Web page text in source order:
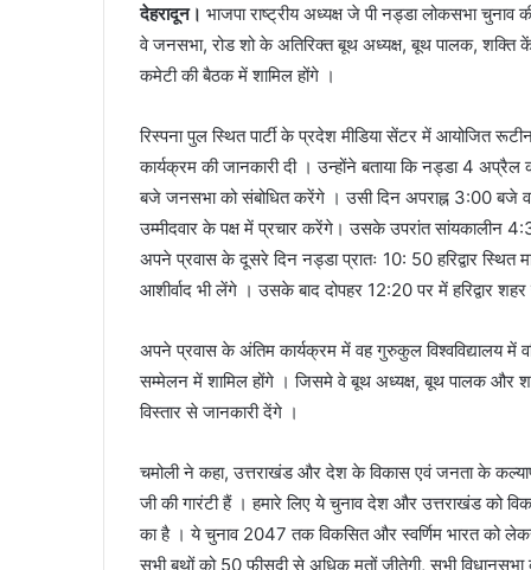
देहरादून। भाजपा राष्ट्रीय अध्यक्ष जे पी नड्डा लोकसभा
वे जनसभा, रोड शो के अतिरिक्त बूथ अध्यक्ष, बूथ पालक, शक्ति
कमेटी की बैठक में शामिल होंगे ।
रिस्पना पुल स्थित पार्टी के प्रदेश मीडिया सेंटर में आयोजित
कार्यक्रम की जानकारी दी । उन्होंने बताया कि नड्डा 4
बजे जनसभा को संबोधित करेंगे । उसी दिन अपराह्न 3:00 बजे
उम्मीदवार के पक्ष में प्रचार करेंगे। उसके उपरांत सांयकालीन
अपने प्रवास के दूसरे दिन नड्डा प्रातः 10: 50 हरिद्वार
आशीर्वाद भी लेंगे । उसके बाद दोपहर 12:20 पर में हरिद्वार
अपने प्रवास के अंतिम कार्यक्रम में वह गुरुकुल विश्वविद्यालय में
सम्मेलन में शामिल होंगे । जिसमे वे बूथ अध्यक्ष, बूथ पालक और
विस्तार से जानकारी देंगे ।
चमोली ने कहा, उत्तराखंड और देश के विकास एवं जनता के
जी की गारंटी हैं । हमारे लिए ये चुनाव देश और उत्तराखंड को
का है । ये चुनाव 2047 तक विकसित और स्वर्णिम भारत को
सभी बूथों को 50 फीसदी से अधिक मतों जीतेगी, सभी